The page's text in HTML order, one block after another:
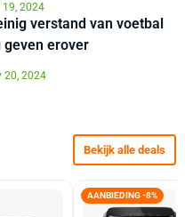
2024
verstand van voetbal
geven erover
20, 2024
Bekijk alle deals
AANBIEDING -8%